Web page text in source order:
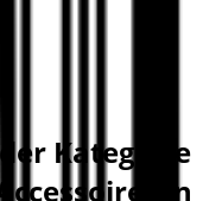
Kategorie
in